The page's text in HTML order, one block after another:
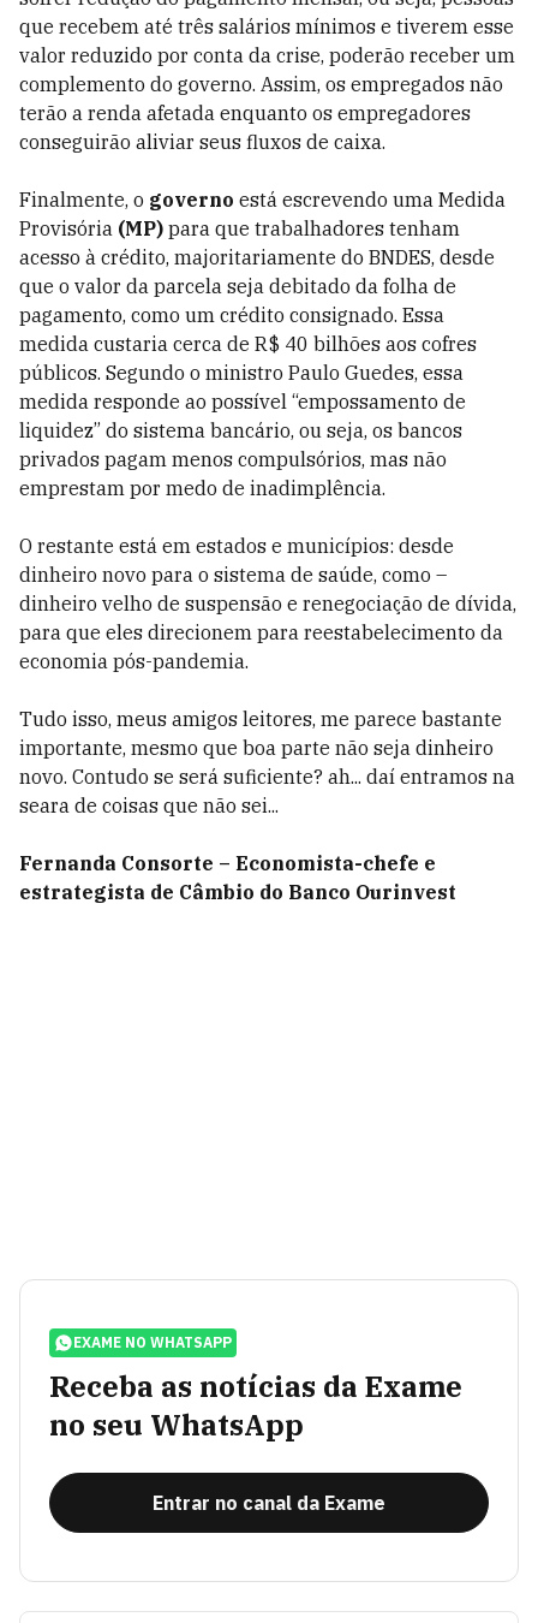
que recebem até três salários mínimos e tiverem esse
valor reduzido por conta da crise, poderão receber um
complemento do governo. Assim, os empregados não
terão a renda afetada enquanto os empregadores
conseguirão aliviar seus fluxos de caixa.
Finalmente, o governo está escrevendo uma Medida
Provisória (MP) para que trabalhadores tenham
acesso à crédito, majoritariamente do BNDES, desde
que o valor da parcela seja debitado da folha de
pagamento, como um crédito consignado. Essa
medida custaria cerca de R$ 40 bilhões aos cofres
públicos. Segundo o ministro Paulo Guedes, essa
medida responde ao possível “empossamento de
liquidez” do sistema bancário, ou seja, os bancos
privados pagam menos compulsórios, mas não
emprestam por medo de inadimplência.
O restante está em estados e municípios: desde
dinheiro novo para o sistema de saúde, como –
dinheiro velho de suspensão e renegociação de dívida,
para que eles direcionem para reestabelecimento da
economia pós-pandemia.
Tudo isso, meus amigos leitores, me parece bastante
importante, mesmo que boa parte não seja dinheiro
novo. Contudo se será suficiente? ah... daí entramos na
seara de coisas que não sei...
Fernanda Consorte – Economista-chefe e
estrategista de Câmbio do Banco Ourinvest
EXAME NO WHATSAPP
Receba as notícias da Exame
no seu WhatsApp
Entrar no canal da Exame